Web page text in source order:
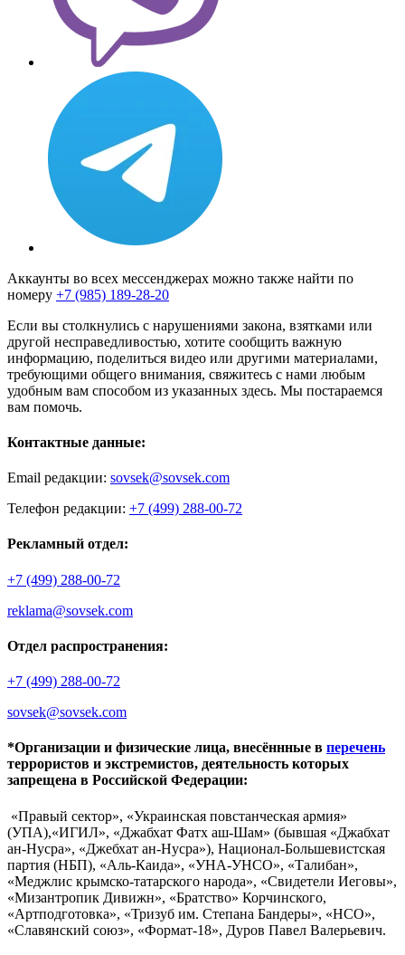
Аккаунты во всех мессенджерах можно также найти по
номеру +7 (985) 189-28-20
Если вы столкнулись с нарушениями закона, взятками или
другой несправедливостью, хотите сообщить важную
информацию, поделиться видео или другими материалами,
требующими общего внимания, свяжитесь с нами любым
удобным вам способом из указанных здесь. Мы постараемся
вам помочь.
Контактные данные:
Email редакции: sovsek@sovsek.com
Телефон редакции: +7 (499) 288-00-72
Рекламный отдел:
+7 (499) 288-00-72
reklama@sovsek.com
Отдел распространения:
+7 (499) 288-00-72
sovsek@sovsek.com
*Организации и физические лица, внесённные в перечень
террористов и экстремистов, деятельность которых
запрещена в Российской Федерации:
«Правый сектор», «Украинская повстанческая армия»
(УПА),«ИГИЛ», «Джабхат Фатх аш-Шам» (бывшая «Джабхат
ан-Нусра», «Джебхат ан-Нусра»), Национал-Большевистская
партия (НБП), «Аль-Каида», «УНА-УНСО», «Талибан»,
«Меджлис крымско-татарского народа», «Свидетели Иеговы»,
«Мизантропик Дивижн», «Братство» Корчинского,
«Артподготовка», «Тризуб им. Степана Бандеры», «НСО»,
«Славянский союз», «Формат-18», Дуров Павел Валерьевич.